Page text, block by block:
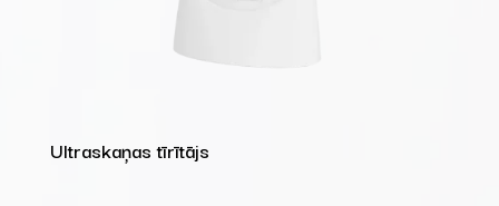
Ultraskaņas tīrītājs